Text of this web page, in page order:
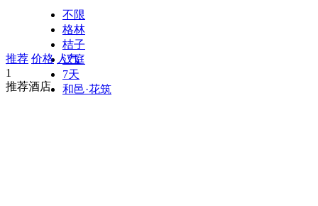
不限
格林
桔子
汉庭
7天
和邑·花筑
推荐 价格 人气
1
推荐酒店